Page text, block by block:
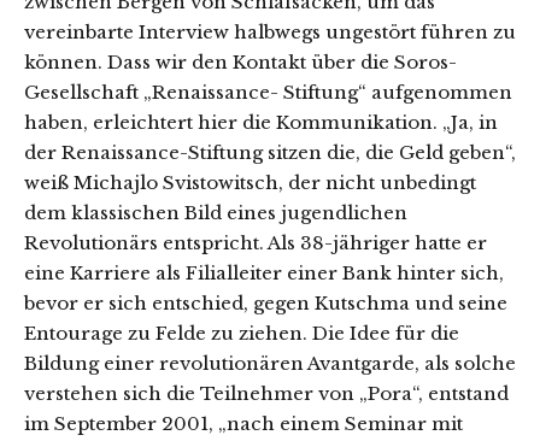
vereinbarte Interview halbwegs ungestört führen zu
können. Dass wir den Kontakt über die Soros-
Gesellschaft „Renaissance- Stiftung“ aufgenommen
haben, erleichtert hier die Kommunikation. „Ja, in
der Renaissance-Stiftung sitzen die, die Geld geben“,
weiß Michajlo Svistowitsch, der nicht unbedingt
dem klassischen Bild eines jugendlichen
Revolutionärs entspricht. Als 38-jähriger hatte er
eine Karriere als Filialleiter einer Bank hinter sich,
bevor er sich entschied, gegen Kutschma und seine
Entourage zu Felde zu ziehen. Die Idee für die
Bildung einer revolutionären Avantgarde, als solche
verstehen sich die Teilnehmer von „Pora“, entstand
im September 2001, „nach einem Seminar mit